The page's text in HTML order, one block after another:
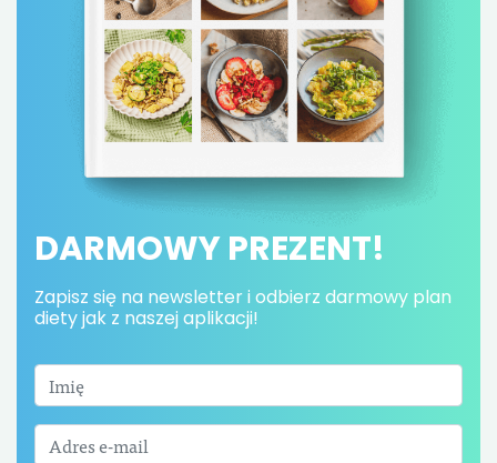
DARMOWY PREZENT!
Zapisz się na newsletter i odbierz darmowy plan
diety jak z naszej aplikacji!